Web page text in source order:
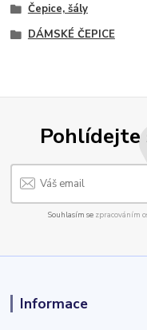
Čepice, šály
DÁMSKÉ ČEPICE
Pohlídejte
Souhlasím se zpracováním
Informace